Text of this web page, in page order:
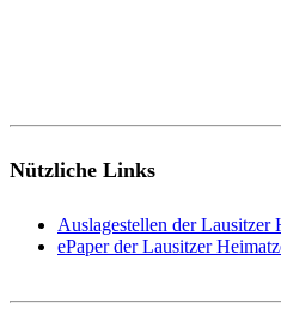
Nützliche Links
Auslagestellen der Lausitzer
ePaper der Lausitzer